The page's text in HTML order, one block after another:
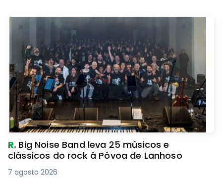
R. Big Noise Band leva 25 músicos e
clássicos do rock à Póvoa de Lanhoso
7 agosto 2026